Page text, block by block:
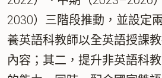
2030）三階段推動，並設定
養英語科教師以全英語授課
內容；其二，提升非英語科